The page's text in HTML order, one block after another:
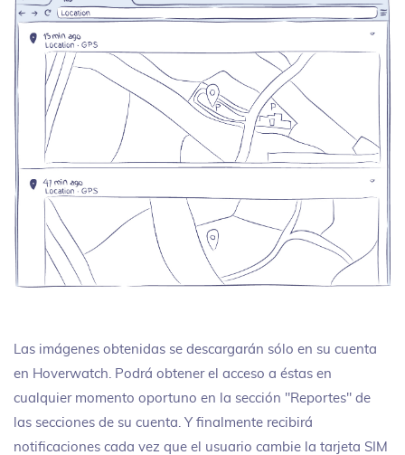
Las imágenes obtenidas se descargarán sólo en su cuenta
en Hoverwatch. Podrá obtener el acceso a éstas en
cualquier momento oportuno en la sección "Reportes" de
las secciones de su cuenta. Y finalmente recibirá
notificaciones cada vez que el usuario cambie la tarjeta SIM